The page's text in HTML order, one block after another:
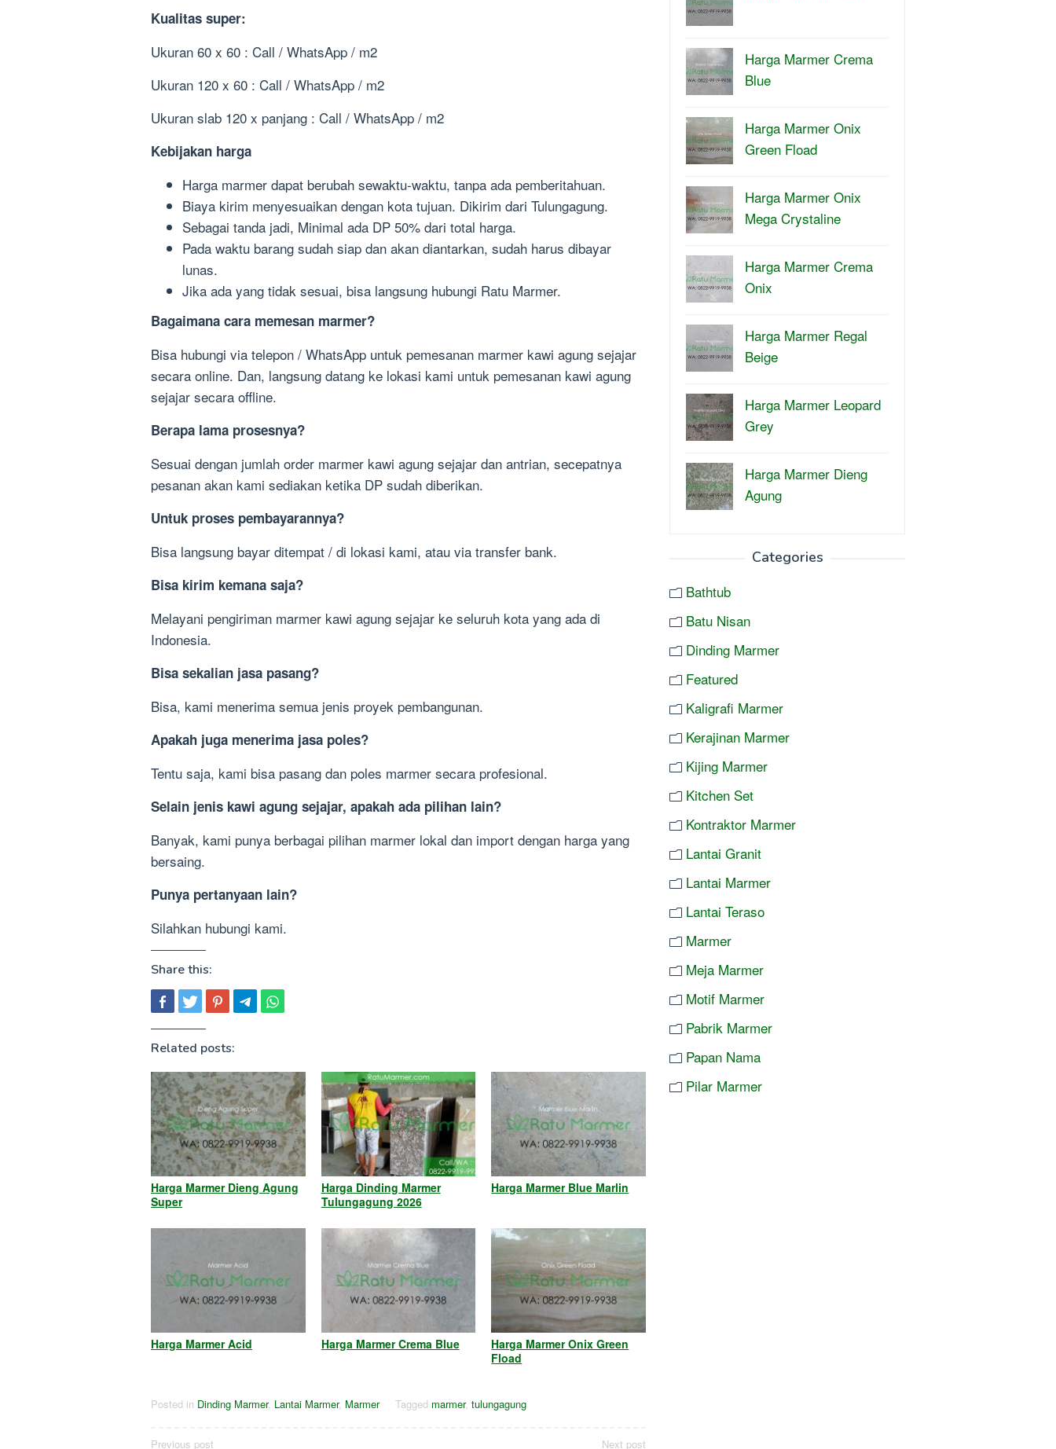
Kualitas super:
Ukuran 60 x 60 : Call / WhatsApp / m2
Ukuran 120 x 60 : Call / WhatsApp / m2
Ukuran slab 120 x panjang : Call / WhatsApp / m2
Kebijakan harga
Harga marmer dapat berubah sewaktu-waktu, tanpa ada pemberitahuan.
Biaya kirim menyesuaikan dengan kota tujuan. Dikirim dari Tulungagung.
Sebagai tanda jadi, Minimal ada DP 50% dari total harga.
Pada waktu barang sudah siap dan akan diantarkan, sudah harus dibayar
lunas.
Jika ada yang tidak sesuai, bisa langsung hubungi Ratu Marmer.
Bagaimana cara memesan marmer?
Bisa hubungi via telepon / WhatsApp untuk pemesanan marmer kawi agung sejajar
secara online. Dan, langsung datang ke lokasi kami untuk pemesanan kawi agung
sejajar secara offline.
Berapa lama prosesnya?
Sesuai dengan jumlah order marmer kawi agung sejajar dan antrian, secepatnya
pesanan akan kami sediakan ketika DP sudah diberikan.
Untuk proses pembayarannya?
Bisa langsung bayar ditempat / di lokasi kami, atau via transfer bank.
Bisa kirim kemana saja?
Melayani pengiriman marmer kawi agung sejajar ke seluruh kota yang ada di
Indonesia.
Bisa sekalian jasa pasang?
Bisa, kami menerima semua jenis proyek pembangunan.
Apakah juga menerima jasa poles?
Tentu saja, kami bisa pasang dan poles marmer secara profesional.
Selain jenis kawi agung sejajar, apakah ada pilihan lain?
Banyak, kami punya berbagai pilihan marmer lokal dan import dengan harga yang
bersaing.
Punya pertanyaan lain?
Silahkan hubungi kami.
Share this:
Related posts:
Harga Marmer Dieng Agung
Super
Harga Dinding Marmer
Tulungagung 2026
Harga Marmer Blue Marlin
Harga Marmer Acid Harga Marmer Crema Blue
Harga Marmer Onix Green
Fload
Posted in Dinding Marmer, Lantai Marmer, Marmer Tagged marmer, tulungagung
Previous post Next post
Harga Marmer Crema
Blue
Harga Marmer Onix
Green Fload
Harga Marmer Onix
Mega Crystaline
Harga Marmer Crema
Onix
Harga Marmer Regal
Beige
Harga Marmer Leopard
Grey
Harga Marmer Dieng
Agung
Categories
Bathtub
Batu Nisan
Dinding Marmer
Featured
Kaligrafi Marmer
Kerajinan Marmer
Kijing Marmer
Kitchen Set
Kontraktor Marmer
Lantai Granit
Lantai Marmer
Lantai Teraso
Marmer
Meja Marmer
Motif Marmer
Pabrik Marmer
Papan Nama
Pilar Marmer